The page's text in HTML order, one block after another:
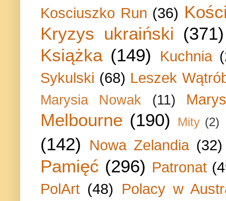
Kosciuszko Run (36)
Kryzys ukraiński (371)
Książka (149) Kuchnia
Sykulski (68) Leszek
Marysia Nowak (11)
Melbourne (190) Mity (2)
(142) Nowa Zelandia (32)
Pamięć (296) Patronat
PolArt (48) Polacy w